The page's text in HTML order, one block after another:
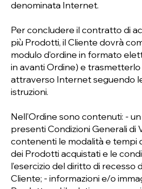
denominata Internet.
Per concludere il contratto di
più Prodotti, il Cliente dovrà
modulo d’ordine in formato
in avanti Ordine) e
attraverso Internet seguendo
istruzioni.
Nell’Ordine sono contenuti: -
presenti Condizioni Generali di
contenenti le modalità e tempi
dei Prodotti acquistati e le
l’esercizio del diritto di recesso
Cliente; - informazioni e/o